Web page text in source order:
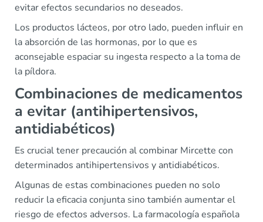
evitar efectos secundarios no deseados.
Los productos lácteos, por otro lado, pueden influir en
la absorción de las hormonas, por lo que es
aconsejable espaciar su ingesta respecto a la toma de
la píldora.
Combinaciones de medicamentos
a evitar (antihipertensivos,
antidiabéticos)
Es crucial tener precaución al combinar Mircette con
determinados antihipertensivos y antidiabéticos.
Algunas de estas combinaciones pueden no solo
reducir la eficacia conjunta sino también aumentar el
riesgo de efectos adversos. La farmacología española